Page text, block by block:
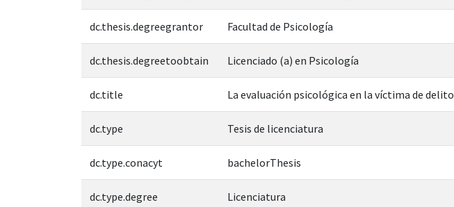
dc.thesis.degreegrantor Facultad de Psicología
dc.thesis.degreetoobtain Licenciado (a) en Psicología
dc.title La evaluación psicológica en la víctima de delito
dc.type Tesis de licenciatura
dc.type.conacyt bachelorThesis
dc.type.degree Licenciatura